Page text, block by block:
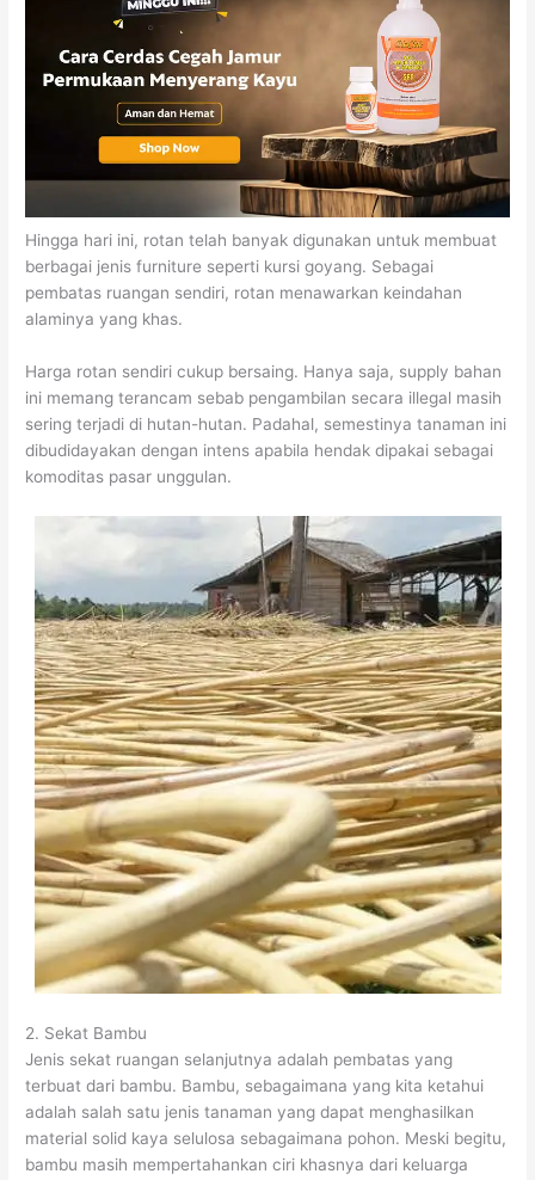
Hingga hari ini, rotan telah banyak digunakan untuk membuat
berbagai jenis furniture seperti kursi goyang. Sebagai
pembatas ruangan sendiri, rotan menawarkan keindahan
alaminya yang khas.
Harga rotan sendiri cukup bersaing. Hanya saja, supply bahan
ini memang terancam sebab pengambilan secara illegal masih
sering terjadi di hutan-hutan. Padahal, semestinya tanaman ini
dibudidayakan dengan intens apabila hendak dipakai sebagai
komoditas pasar unggulan.
2. Sekat Bambu
Jenis sekat ruangan selanjutnya adalah pembatas yang
terbuat dari bambu. Bambu, sebagaimana yang kita ketahui
adalah salah satu jenis tanaman yang dapat menghasilkan
material solid kaya selulosa sebagaimana pohon. Meski begitu,
bambu masih mempertahankan ciri khasnya dari keluarga